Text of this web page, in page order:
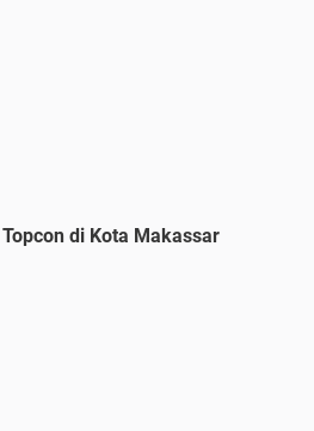
di Kota Makassar